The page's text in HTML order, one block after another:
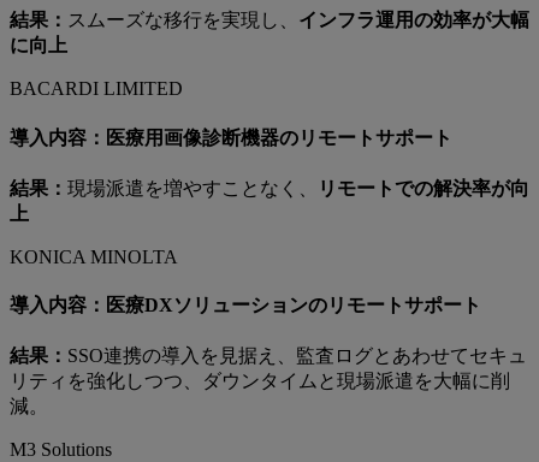
結果： スムーズな移行を実現し、 インフラ運用の効率が大幅
に向上
BACARDI LIMITED
導入内容：医療用画像診断機器のリモートサポート
結果： 現場派遣を増やすことなく、
リモートでの解決率が向
上
KONICA MINOLTA
導入内容：医療DXソリューションのリモートサポート
結果： SSO連携の導入を見据え、監査ログとあわせてセキュ
リティを強化しつつ、ダウンタイムと現場派遣を大幅に削
減。
M3 Solutions